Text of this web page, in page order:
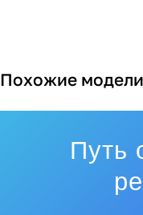
Похожие модели
Путь